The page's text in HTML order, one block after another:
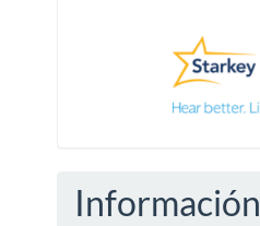
Información